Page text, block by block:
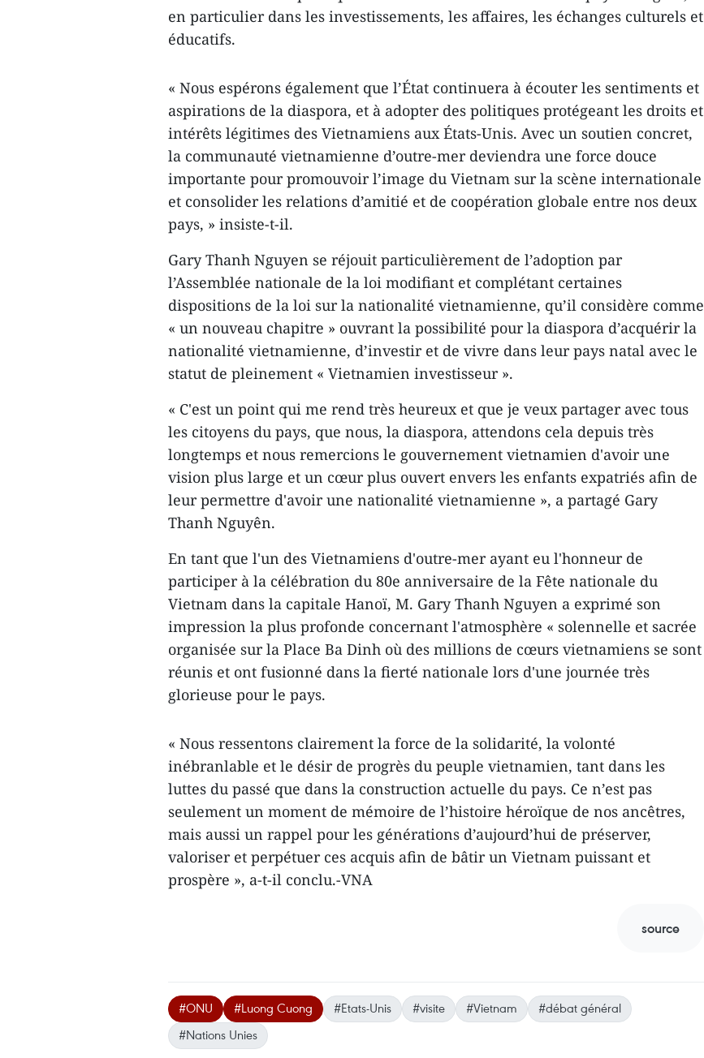
en particulier dans les investissements, les affaires, les échanges culturels et
éducatifs.
« Nous espérons également que l’État continuera à écouter les sentiments et
aspirations de la diaspora, et à adopter des politiques protégeant les droits et
intérêts légitimes des Vietnamiens aux États‑Unis. Avec un soutien concret,
la communauté vietnamienne d’outre‑mer deviendra une force douce
importante pour promouvoir l’image du Vietnam sur la scène internationale
et consolider les relations d’amitié et de coopération globale entre nos deux
pays, » insiste‑t‑il.
Gary Thanh Nguyen se réjouit particulièrement de l’adoption par
l’Assemblée nationale de la loi modifiant et complétant certaines
dispositions de la loi sur la nationalité vietnamienne, qu’il considère comme
« un nouveau chapitre » ouvrant la possibilité pour la diaspora d’acquérir la
nationalité vietnamienne, d’investir et de vivre dans leur pays natal avec le
statut de pleinement « Vietnamien investisseur ».
« C'est un point qui me rend très heureux et que je veux partager avec tous
les citoyens du pays, que nous, la diaspora, attendons cela depuis très
longtemps et nous remercions le gouvernement vietnamien d'avoir une
vision plus large et un cœur plus ouvert envers les enfants expatriés afin de
leur permettre d'avoir une nationalité vietnamienne », a partagé Gary
Thanh Nguyên.
En tant que l'un des Vietnamiens d'outre-mer ayant eu l'honneur de
participer à la célébration du 80e anniversaire de la Fête nationale du
Vietnam dans la capitale Hanoï, M. Gary Thanh Nguyen a exprimé son
impression la plus profonde concernant l'atmosphère « solennelle et sacrée
organisée sur la Place Ba Dinh où des millions de cœurs vietnamiens se sont
réunis et ont fusionné dans la fierté nationale lors d'une journée très
glorieuse pour le pays.
« Nous ressentons clairement la force de la solidarité, la volonté
inébranlable et le désir de progrès du peuple vietnamien, tant dans les
luttes du passé que dans la construction actuelle du pays. Ce n’est pas
seulement un moment de mémoire de l’histoire héroïque de nos ancêtres,
mais aussi un rappel pour les générations d’aujourd’hui de préserver,
valoriser et perpétuer ces acquis afin de bâtir un Vietnam puissant et
prospère », a-t-il conclu.-VNA
source
#ONU #Luong Cuong #Etats-Unis #visite #Vietnam
#débat général
#Nations Unies